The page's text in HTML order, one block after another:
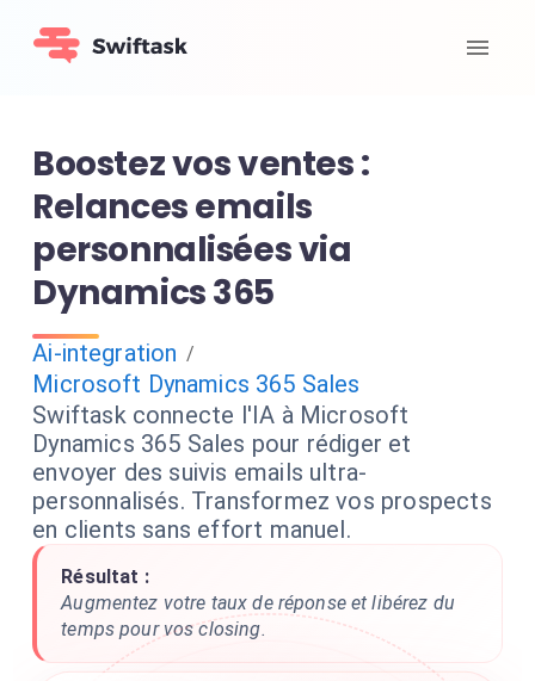
Boostez vos ventes :
Relances emails
personnalisées via
Dynamics 365
Ai-integration /
Microsoft Dynamics 365 Sales
Swiftask connecte l'IA à Microsoft
Dynamics 365 Sales pour rédiger et
envoyer des suivis emails ultra-
personnalisés. Transformez vos prospects
en clients sans effort manuel.
Résultat :
Augmentez votre taux de réponse et libérez du
temps pour vos closing.